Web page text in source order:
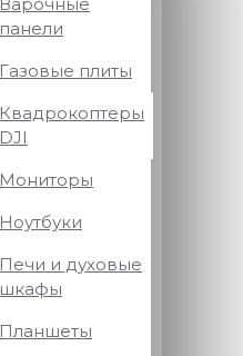
панели
Газовые плиты
Квадрокоптеры
DJI
Мониторы
Ноутбуки
Печи и духовые
шкафы
Планшеты